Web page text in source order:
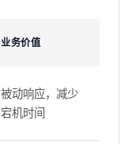
业务价值
被动响应，减少
宕机时间